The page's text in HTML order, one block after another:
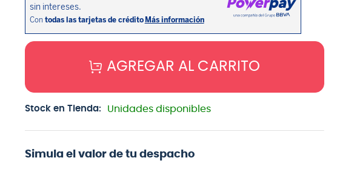
AGREGAR AL CARRITO
Stock en Tienda: Unidades disponibles
Simula el valor de tu despacho